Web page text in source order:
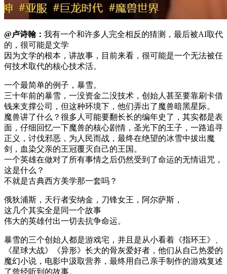
@卢诗翰： 我有一个和许多人完全相反的猜测，最后被AI取代
的，很可能是文学
因为文学的根本，讲故事，目前来看，很可能是一个无法被任
何技术取代的核心技术活。
一个最简单的例子，暴雪。
三十年前的暴雪，一没资金二没技术，创始人甚至要靠刷卡借
钱来支撑公司，但这种环境下，他们弄出了魔兽暗黑星际。
魔兽讲了什么？很多人可能要翻长长的编年史了，其实都是表
面，仔细回忆一下魔兽的核心剧情，圣光下的王子，一路追寻
正义，讨伐邪恶，为人民而战，最终在绝望的冰雪中拔出魔
剑，血染父亲的王冠覆灭自己的王国。
一个英雄在做对了所有事情之后仍然受到了命运的无情诅咒，
这是什么？
不就是古典西方美学那一套吗？
俄狄浦斯，天行者安纳金，刀锋女王，阿尔萨斯，
这几个其实全是同一个故事
伟大的英雄付出一切去抗争命运。
暴雪的三个创始人都是游戏宅，并且是从小看着《指环王》、
《星球大战》《异形》长大的骨灰爱好者，他们从自己热爱的
魔幻小说，电影中汲取营养，最终用自己亲手制作的游戏复述
了曾经听到的故事。